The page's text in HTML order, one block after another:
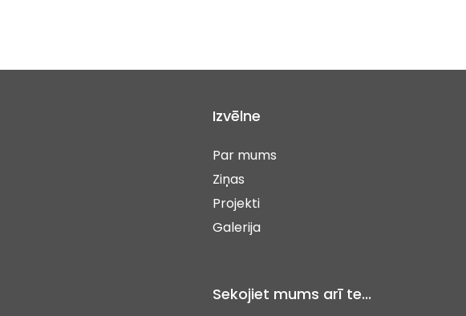
Izvēlne
Par mums
Ziņas
Projekti
Galerija
Sekojiet mums arī te...